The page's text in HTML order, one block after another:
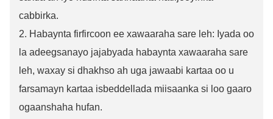
cabbirka.
2. Habaynta firfircoon ee xawaaraha sare leh: Iyada oo
la adeegsanayo jajabyada habaynta xawaaraha sare
leh, waxay si dhakhso ah uga jawaabi kartaa oo u
farsamayn kartaa isbeddellada miisaanka si loo gaaro
ogaanshaha hufan.